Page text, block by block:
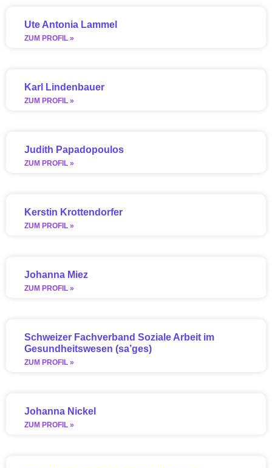
Ute Antonia Lammel
ZUM PROFIL »
Karl Lindenbauer
ZUM PROFIL »
Judith Papadopoulos
ZUM PROFIL »
Kerstin Krottendorfer
ZUM PROFIL »
Johanna Miez
ZUM PROFIL »
Schweizer Fachverband Soziale Arbeit im
Gesundheitswesen (sa’ges)
ZUM PROFIL »
Johanna Nickel
ZUM PROFIL »